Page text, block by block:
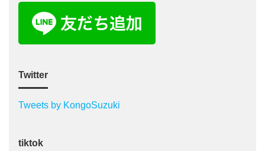
Twitter
Tweets by KongoSuzuki
tiktok